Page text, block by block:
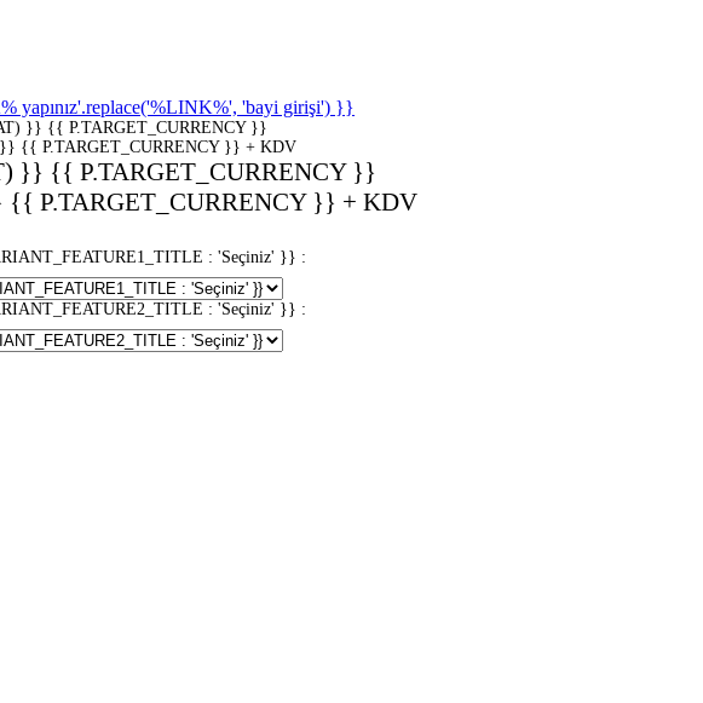
yapınız'.replace('%LINK%', 'bayi girişi') }}
}} {{ P.TARGET_CURRENCY }}
}} {{ P.TARGET_CURRENCY }} + KDV
}} {{ P.TARGET_CURRENCY }}
{{ P.TARGET_CURRENCY }} + KDV
: 'Seçiniz' }} :
: 'Seçiniz' }} :